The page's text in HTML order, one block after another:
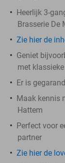
Heerlijk 3-
Brasserie De
Zie hierde
Geniet
met
Er is
Maak kennis
Hattem
Perfect voor
partner
Zie hier de